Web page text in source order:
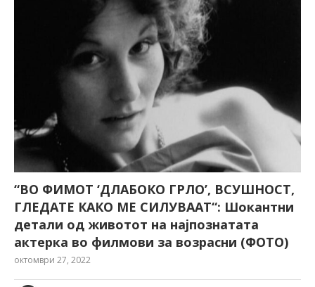
“ВО ФИМОТ ‘ДЛАБОКО ГРЛО’, ВСУШНОСТ,
ГЛЕДАТЕ КАКО МЕ СИЛУВААТ“: Шокантни
детали од животот на најпознатата
актерка во филмови за возрасни (ФОТО)
октомври 27, 2022